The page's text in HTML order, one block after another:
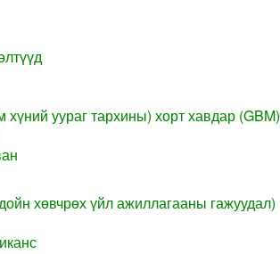
хүний уураг тархины) хорт хавдар (GBM)
хөвчрөх үйл ажиллагааны гажуудал)